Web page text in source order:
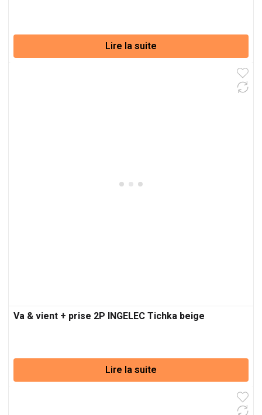
Lire la suite
Va & vient + prise 2P INGELEC Tichka beige
Lire la suite